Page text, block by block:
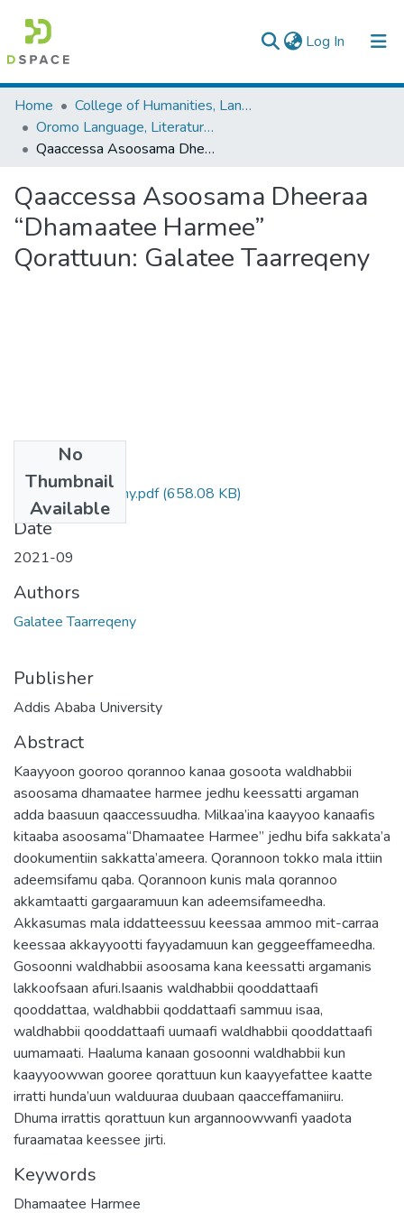
Log In (current)
Colleges, Institutes & Collections
Browse AAU-ETD
Home
College of Humanities, Language Studies, Journalism & Communication
Oromo Language, Literature and Folklore
Qaaccessa Asoosama Dheeraa “Dhamaatee Harmee” Qorattuun: Galatee Taarreqeny
Qaaccessa Asoosama Dheeraa
“Dhamaatee Harmee”
Qorattuun: Galatee Taarreqeny
No
Thumbnail
Available
Galatee Taarreqeny.pdf(658.08 KB)
Date
2021-09
Authors
Galatee Taarreqeny
Publisher
Addis Ababa University
Abstract
Kaayyoon gooroo qorannoo kanaa gosoota waldhabbii
asoosama dhamaatee harmee jedhu keessatti argaman
adda baasuun qaaccessuudha. Milkaa’ina kaayyoo kanaafis
kitaaba asoosama“Dhamaatee Harmee” jedhu bifa sakkata’a
dookumentiin sakkatta’ameera. Qorannoon tokko mala ittiin
adeemsifamu qaba. Qorannoon kunis mala qorannoo
akkamtaatti gargaaramuun kan adeemsifameedha.
Akkasumas mala iddatteessuu keessaa ammoo mit-carraa
keessaa akkayyootti fayyadamuun kan geggeeffameedha.
Gosoonni waldhabbii asoosama kana keessatti argamanis
lakkoofsaan afuri.Isaanis waldhabbii qooddattaafi
qooddattaa, waldhabbii qoddattaafi sammuu isaa,
waldhabbii qooddattaafi uumaafi waldhabbii qooddattaafi
uumamaati. Haaluma kanaan gosoonni waldhabbii kun
kaayyoowwan gooree qorattuun kun kaayyefattee kaatte
irratti hunda’uun walduuraa duubaan qaacceffamaniiru.
Dhuma irrattis qorattuun kun argannoowwanfi yaadota
furaamataa keessee jirti.
Keywords
Dhamaatee Harmee